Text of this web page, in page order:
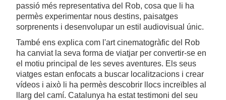
passió més representativa del Rob, cosa que li ha
permès experimentar nous destins, paisatges
sorprenents i desenvolupar un estil audiovisual únic.
També ens explica com l'art cinematogràfic del Rob
ha canviat la seva forma de viatjar per convertir-se en
el motiu principal de les seves aventures. Els seus
viatges estan enfocats a buscar localitzacions i crear
vídeos i això li ha permès descobrir llocs increïbles al
llarg del camí. Catalunya ha estat testimoni del seu